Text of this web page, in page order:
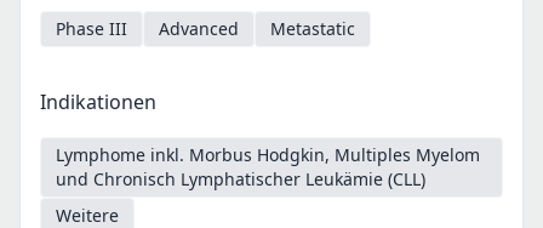
Phase III Advanced Metastatic
Indikationen
Lymphome inkl. Morbus Hodgkin, Multiples Myelom
und Chronisch Lymphatischer Leukämie (CLL)
Weitere